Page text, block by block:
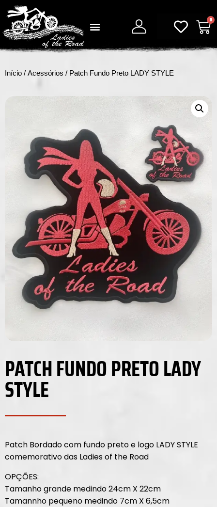
0
Início / Acessórios / Patch Fundo Preto LADY STYLE
PATCH FUNDO PRETO LADY
STYLE
Patch Bordado com fundo preto e logo LADY STYLE
comemorativo das Ladies of the Road
OPÇÕES:
Tamanho grande medindo 24cm X 22cm
Tamannho pequeno medindo 7cm X 6,5cm